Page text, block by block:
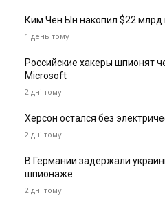
Ким Чен Ын накопил $22 млрд
1 день тому
Российские хакеры шпионят
Microsoft
2 дні тому
Херсон остался без
2 дні тому
В Германии задержали
шпионаже
2 дні тому